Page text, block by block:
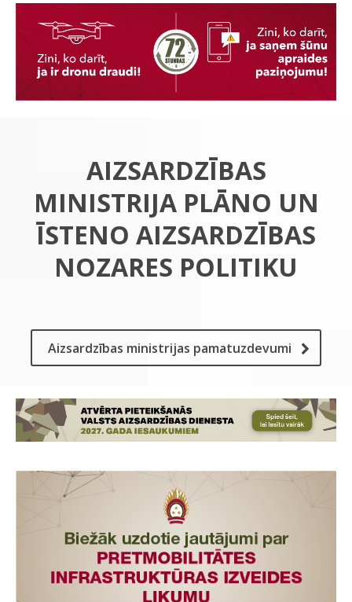
AIZSARDZĪBAS
MINISTRIJA PLĀNO UN
ĪSTENO AIZSARDZĪBAS
NOZARES POLITIKU
Aizsardzības ministrijas pamatuzdevumi